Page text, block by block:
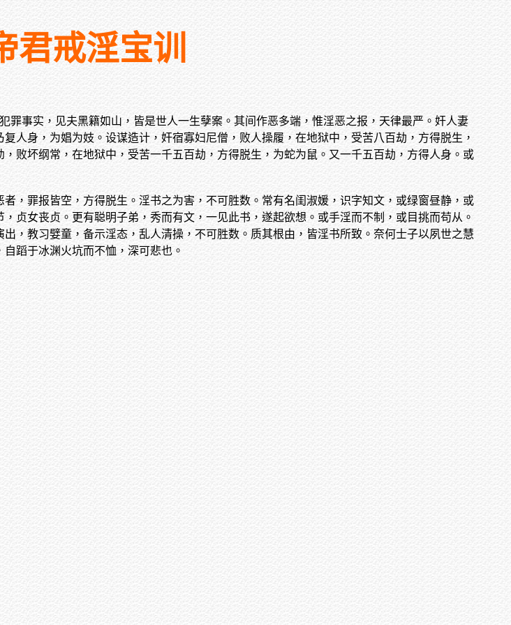
君戒淫宝训
罪事实，见夫黑籍如山，皆是世人一生孽案。其间作恶多端，惟淫恶之报，天律最严。奸人妻
人身，为娼为妓。设谋造计，奸宿寡妇尼僧，败人操履，在地狱中，受苦八百劫，方得脱生，
败坏纲常，在地狱中，受苦一千五百劫，方得脱生，为蛇为鼠。又一千五百劫，方得人身。或
，罪报皆空，方得脱生。淫书之为害，不可胜数。常有名闺淑媛，识字知文，或绿窗昼静，或
贞女丧贞。更有聪明子弟，秀而有文，一见此书，遂起欲想。或手淫而不制，或目挑而苟从。
，教习嬖童，备示淫态，乱人清操，不可胜数。质其根由，皆淫书所致。奈何士子以夙世之慧
蹈于冰渊火坑而不恤，深可悲也。